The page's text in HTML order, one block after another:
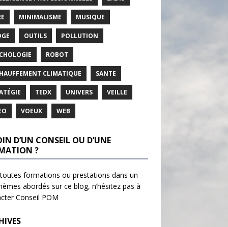
MINIMALISME MUSIQUE
OUTILS POLLUTION
ROBOT
CLIMATIQUE SANTE
TEDX UNIVERS VEILLE
VOEUX WEB
D’UN CONSEIL OU D’UNE
?
formations ou prestations dans un
abordés sur ce blog, n’hésitez pas à
Conseil POM